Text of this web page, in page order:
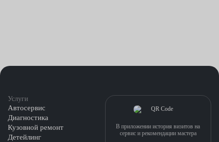
Услуги
Автосервис
Диагностика
Кузовной ремонт
Детейлинг
В приложении история визитов на
сервис и рекомендации мастера